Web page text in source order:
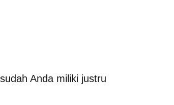
Anda miliki justru